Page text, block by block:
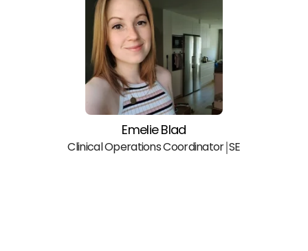
Emelie Blad
Clinical Operations Coordinator￨SE